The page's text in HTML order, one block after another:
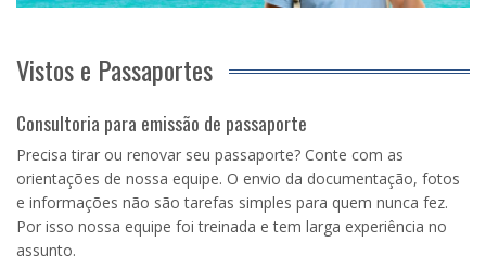
Vistos e Passaportes
Consultoria para emissão de passaporte
Precisa tirar ou renovar seu passaporte? Conte com as
orientações de nossa equipe. O envio da documentação, fotos
e informações não são tarefas simples para quem nunca fez.
Por isso nossa equipe foi treinada e tem larga experiência no
assunto.